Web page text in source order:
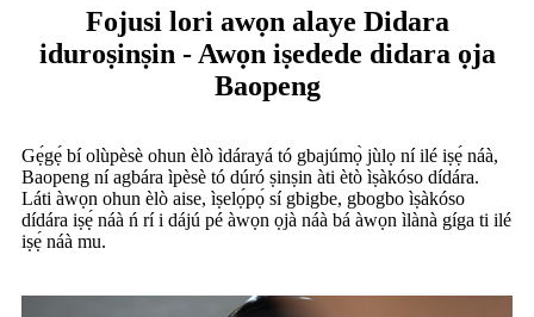
Fojusi lori awọn alaye Didara
iduroṣinṣin - Awọn iṣedede didara ọja
Baopeng
Gẹ́gẹ́ bí olùpèsè ohun èlò ìdárayá tó gbajúmọ̀ jùlọ ní ilé iṣẹ́ náà,
Baopeng ní agbára ìpèsè tó dúró ṣinṣin àti ètò ìṣàkóso dídára.
Láti àwọn ohun èlò aise, ìṣelọ́pọ́ sí gbigbe, gbogbo ìṣàkóso
dídára iṣẹ́ náà ń rí i dájú pé àwọn ọjà náà bá àwọn ìlànà gíga ti ilé
iṣẹ́ náà mu.